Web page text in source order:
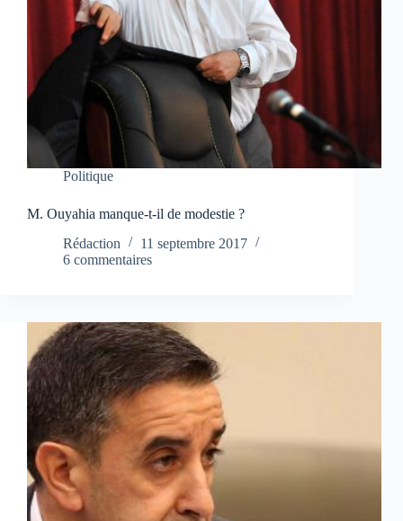
Politique
M. Ouyahia manque-t-il de modestie ?
Rédaction
11 septembre 2017
6 commentaires